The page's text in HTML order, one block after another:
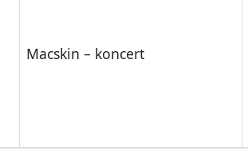
Macskin – koncert